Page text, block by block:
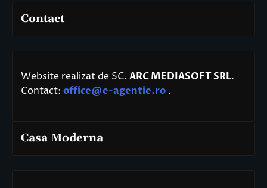
Contact
Website realizat de SC. ARC MEDIASOFT SRL.
Contact: office@e-agentie.ro .
Casa Moderna